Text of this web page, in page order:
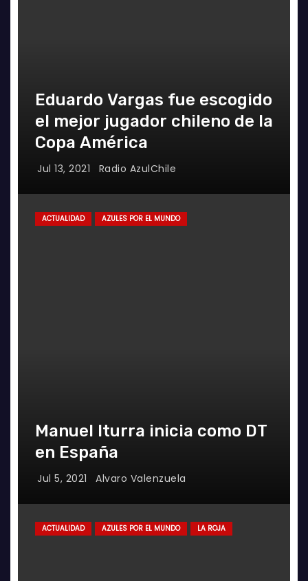
Eduardo Vargas fue escogido
el mejor jugador chileno de la
Copa América
Jul 13, 2021 Radio AzulChile
ACTUALIDAD AZULES POR EL MUNDO
Manuel Iturra inicia como DT
en España
Jul 5, 2021 Alvaro Valenzuela
ACTUALIDAD AZULES POR EL MUNDO LA ROJA